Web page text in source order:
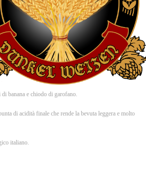
di banana e chiodo di garofano.
di acidità finale che rende la bevuta leggera e molto
italiano.